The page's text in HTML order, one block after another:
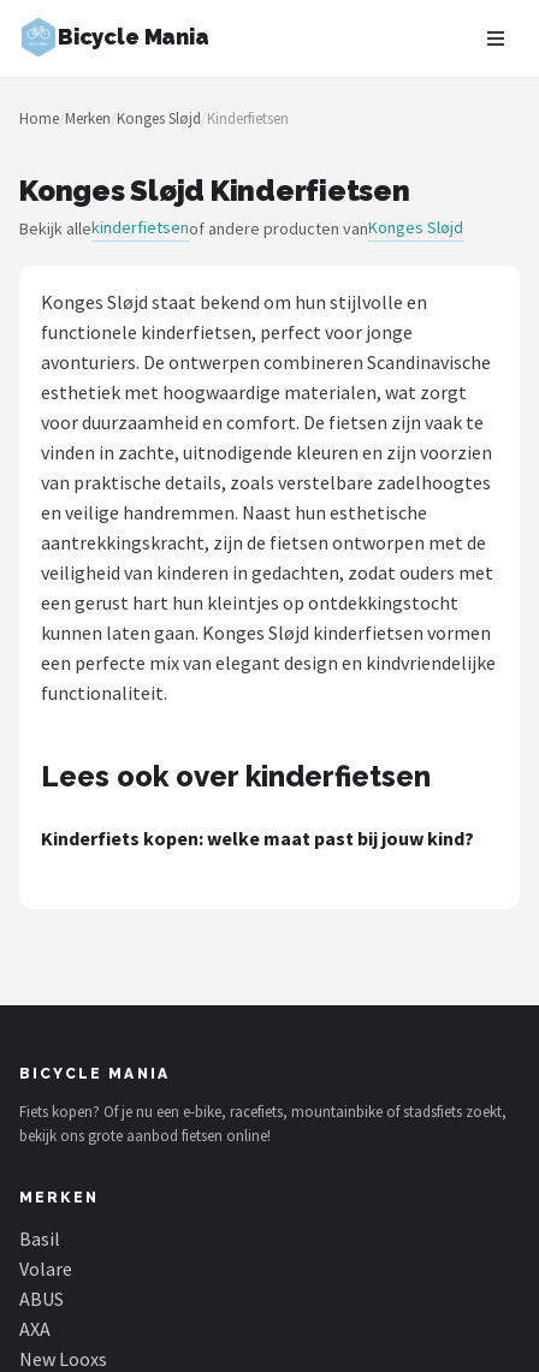
Bicycle Mania
Zoeken
NAVIGATIE
Merken
Kinderfietsen
Stadsfietsen
Elektrische fietsen
Mountainbikes
Shop
Volare
ABUS
Schwalbe
Voltano
Shimano
Cortina
Alle merken →
Home/Merken/Konges Sløjd/Kinderfietsen
Konges Sløjd Kinderfietsen
Bekijk allekinderfietsenof andere producten vanKonges Sløjd
Konges Sløjd staat bekend om hun stijlvolle en
functionele kinderfietsen, perfect voor jonge
avonturiers. De ontwerpen combineren Scandinavische
esthetiek met hoogwaardige materialen, wat zorgt
voor duurzaamheid en comfort. De fietsen zijn vaak te
vinden in zachte, uitnodigende kleuren en zijn voorzien
van praktische details, zoals verstelbare zadelhoogtes
en veilige handremmen. Naast hun esthetische
aantrekkingskracht, zijn de fietsen ontworpen met de
veiligheid van kinderen in gedachten, zodat ouders met
een gerust hart hun kleintjes op ontdekkingstocht
kunnen laten gaan. Konges Sløjd kinderfietsen vormen
een perfecte mix van elegant design en kindvriendelijke
functionaliteit.
Lees ook over kinderfietsen
Kinderfiets kopen: welke maat past bij jouw kind?
BICYCLE MANIA
Fiets kopen? Of je nu een e-bike, racefiets, mountainbike of stadsfiets zoekt,
bekijk ons grote aanbod fietsen online!
MERKEN
Basil
Volare
ABUS
AXA
New Looxs